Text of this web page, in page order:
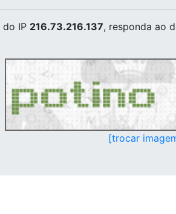
do IP 216.73.216.137, responda ao
[trocar